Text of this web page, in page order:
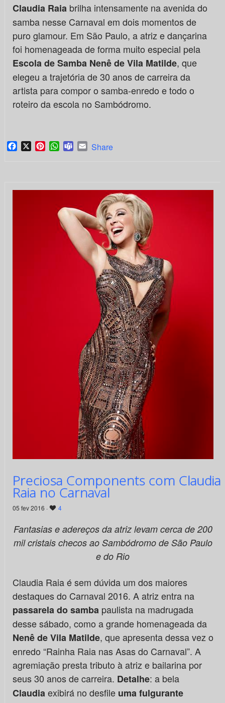
Claudia Raia brilha intensamente na avenida do
samba nesse Carnaval em dois momentos de
puro glamour. Em São Paulo, a atriz e dançarina
foi homenageada de forma muito especial pela
Escola de Samba Nenê de Vila Matilde, que
elegeu a trajetória de 30 anos de carreira da
artista para compor o samba-enredo e todo o
roteiro da escola no Sambódromo.
Facebook
X PinterestWhatsApp
TeamsEmail
Share
Preciosa Components com Claudia
Raia no Carnaval
05 fev 2016 · 4
Fantasias e adereços da atriz levam cerca de 200
mil cristais checos ao Sambódromo de São Paulo
e do Rio
Claudia Raia é sem dúvida um dos maiores
destaques do Carnaval 2016. A atriz entra na
passarela do samba paulista na madrugada
desse sábado, como a grande homenageada da
Nenê de Vila Matilde, que apresenta dessa vez o
enredo “Rainha Raia nas Asas do Carnaval”. A
agremiação presta tributo à atriz e bailarina por
seus 30 anos de carreira. Detalhe: a bela
Claudiaexibirá no desfile uma fulgurante